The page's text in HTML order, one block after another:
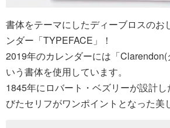
書体をテーマにしたディーブロスのお
ンダー「TYPEFACE」！
2019年のカレンダーには「Clarendon(
いう書体を使用しています。
1845年にロバート・ベズリーが設計
びたセリフがワンポイントとなった美